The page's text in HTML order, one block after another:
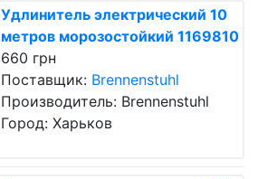
Удлинитель электрический 10
метров морозостойкий 1169810
660 грн
Поставщик: Brennenstuhl
Производитель: Brennenstuhl
Город: Харьков